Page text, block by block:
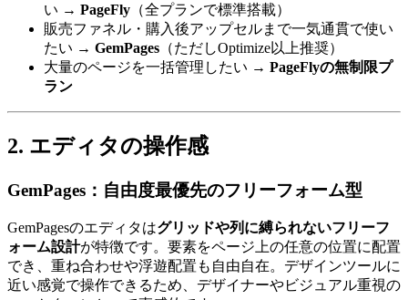
い → PageFly （全プランで標準搭載）
販売ファネル・購入後アップセルまで一気通貫で使い
たい → GemPages （ただしOptimize以上推奨）
大量のページを一括管理したい → PageFlyの無制限プ
ラン
2. エディタの操作感
GemPages：自由度最優先のフリーフォーム型
GemPagesのエディタはグリッドや列に縛られないフリーフ
ォーム設計が特徴です。要素をページ上の任意の位置に配置
でき、重ね合わせや浮遊配置も自由自在。デザインツールに
近い感覚で操作できるため、デザイナーやビジュアル重視の